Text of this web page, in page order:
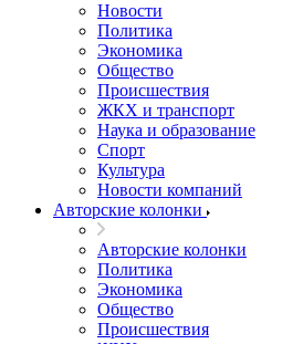
Новости
Политика
Экономика
Общество
Происшествия
ЖКХ и транспорт
Наука и образование
Спорт
Культура
Новости компаний
Авторские колонки
Авторские колонки
Политика
Экономика
Общество
Происшествия